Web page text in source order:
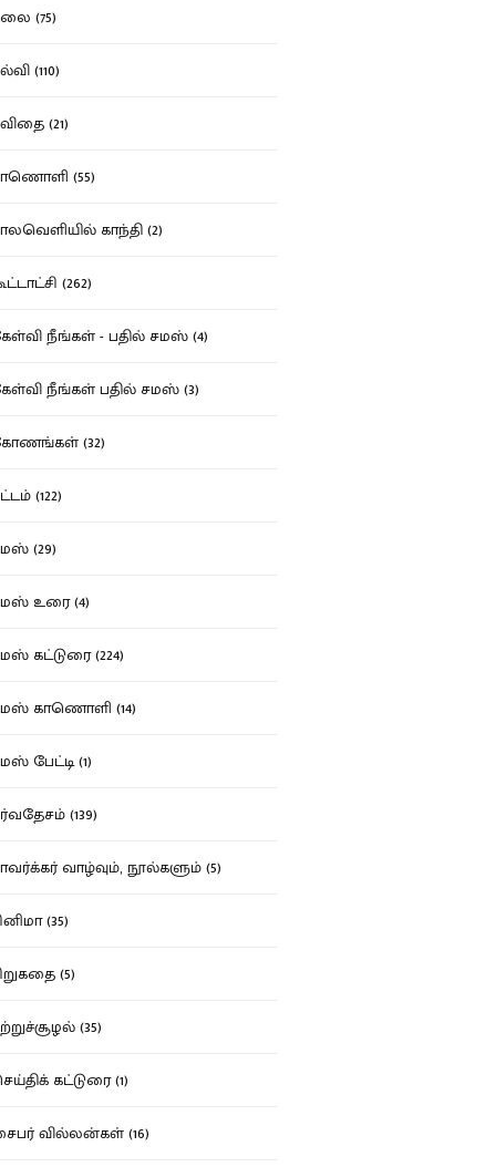
(75)
(110)
(21)
(55)
காந்தி (2)
(262)
நீங்கள் - பதில் சமஸ் (4)
நீங்கள் பதில் சமஸ் (3)
(32)
(122)
(29)
உரை (4)
கட்டுரை (224)
காணொளி (14)
பேட்டி (1)
(139)
வாழ்வும், நூல்களும் (5)
(35)
(5)
(35)
கட்டுரை (1)
வில்லன்கள் (16)